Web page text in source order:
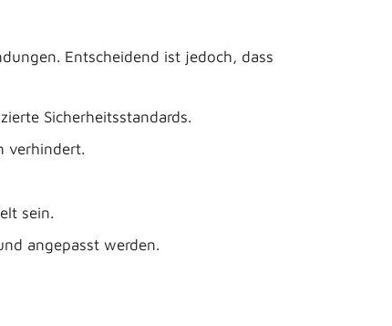
Entscheidend ist jedoch, dass
Sicherheitsstandards.
verhindert.
sein.
angepasst werden.